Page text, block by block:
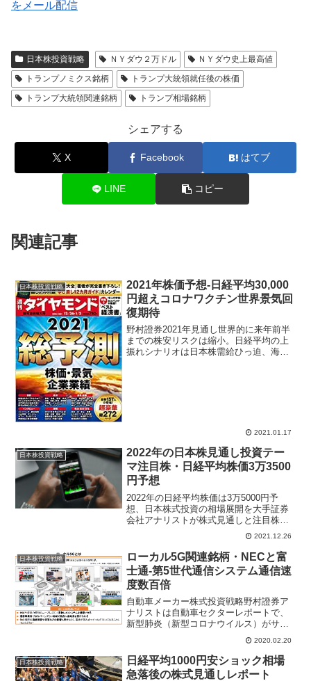
をメール配信
日本株投資戦略 ＮＹダウ２万ドル
ＮＹダウ史上最高値
トランプノミクス銘柄
トランプ大統領就任後の株価
トランプ大統領関連銘柄
トランプ相場銘柄
シェアする
X Facebook はてブ
LINE コピー
関連記事
日本株投資戦略
2021年株価予想-日経平均30,000
円超えコロナワクチン世界景気回
復期待
野村證券2021年見通し世界的に来年前半
までの株安リスクは縮小。日経平均の上
振れシナリオは日本株需給ひっ迫、海外
2021.01.17
日本株投資戦略
2022年の日本株見通し投資テー
マ注目株・日経平均株価3万3500
円予想
2022年の日経平均株価は3万5000円予
想、日本株式投資の相場展開を大手証券
会社アナリストが株式見通しと注目株の
投資テーマを分析。経済再開リオープニ
ング関連株、北京オリンピック後の中国
株見通しは日本株に好影響、海外投資家
は日本株に強気派が増加している。
2021.12.26
日本株投資戦略
ローカル5G関連銘柄・NECと富
士通-第5世代通信システム通信速
度数百倍
自動車メーカー株式投資戦略野村證券ア
ナリストは自動車セクターレポートで、
新型肺炎（新型コロナウイルス）がサプ
ライチェーンに影響し、中国以外の自動
車生産に深刻な影響を与えるリスクは比
較的低いと指摘。一部車種について1～2
か月生産が停止する可能...
2020.02.20
日本株投資戦略
日経平均1000円安ショック相場
急落後の株式見通しレポート